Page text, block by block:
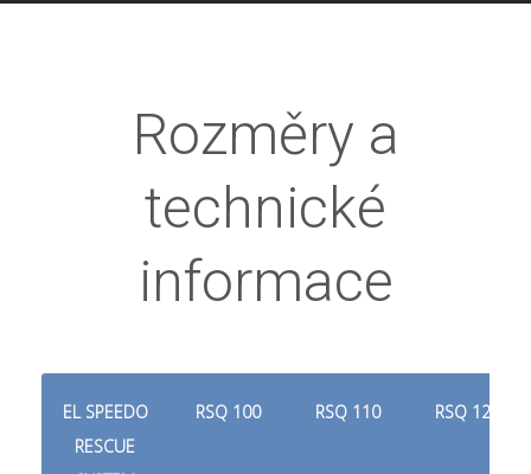
Rozměry a
technické
informace
EL SPEEDO
RESCUE
RSQ 100 RSQ 110 RSQ 120